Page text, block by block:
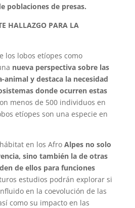
poblaciones de presas.
HALLAZGO PARA LA
los lobos etíopes como
nueva perspectiva sobre las
animal y destaca la necesidad
donde ocurren estas
menos de 500 individuos en
etíopes son una especie en
en los Afro Alpes no solo
sino también la de otras
de ellos para funciones
estudios podrán explorar si
en la coevolución de las
como su impacto en las